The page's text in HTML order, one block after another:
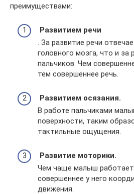
преимуществами:
Развитием речи
. За развитие речи
головного мозга, что и за
пальчиков. Чем
тем совершеннее речь.
Развитием осязания.
В работе пальчиками
поверхности, таким
тактильные ощущения.
Развитие моторики.
Чем чаще малыш работает
совершеннее у него
движения.